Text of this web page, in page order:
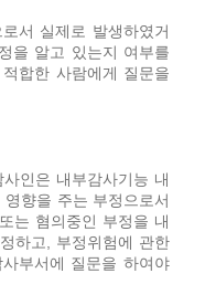
서 실제로 발생하였거
을 알고 있는지 여부를
합한 사람에게 질문을
인은 내부감사기능 내
향을 주는 부정으로서
는 혐의중인 부정을 내
하고, 부정위험에 관한
부서에 질문을 하여야